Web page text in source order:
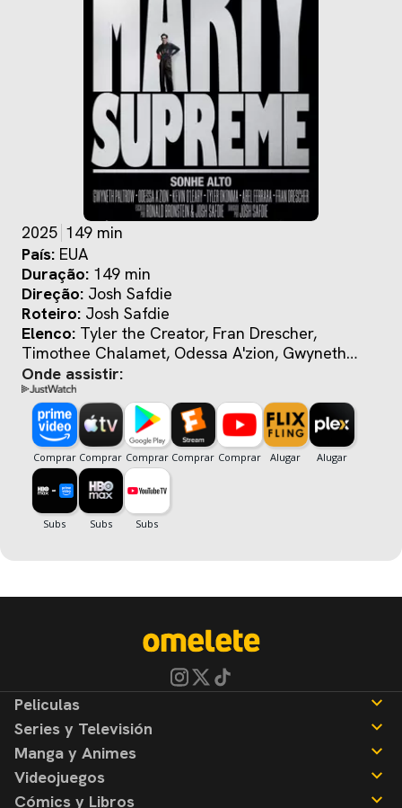
2025 149 min
País: EUA
Duração: 149 min
Direção: Josh Safdie
Roteiro: Josh Safdie
Elenco: Tyler the Creator, Fran Drescher,
Timothee Chalamet, Odessa A'zion, Gwyneth
Paltrow
Onde assistir:
Peliculas
Noticias
Reseñas
Series y Televisión
Noticias
Reseñas
Manga y Animes
Noticias
Videojuegos
Cómics y Libros